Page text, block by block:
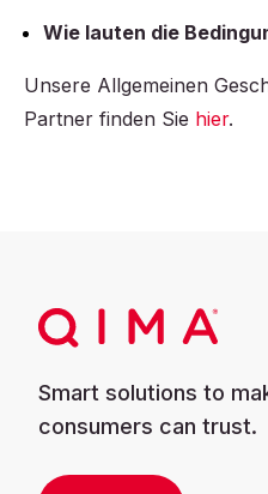
Wie lauten die
Unsere Allgemeinen
Partner finden Sie hier.
Smart solutions to
consumers can trust.